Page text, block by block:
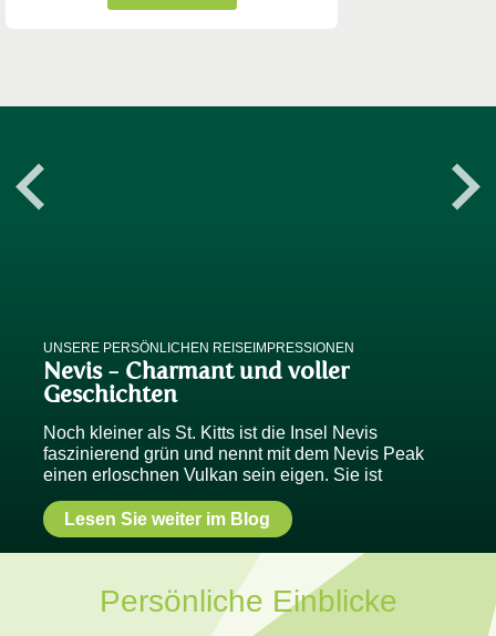
UNSERE PERSÖNLICHEN REISEIMPRESSIONEN
Nevis - Charmant und voller
Geschichten
Noch kleiner als St. Kitts ist die Insel Nevis
faszinierend grün und nennt mit dem Nevis Peak
einen erloschnen Vulkan sein eigen. Sie ist
Lesen Sie weiter im Blog
Persönliche Einblicke